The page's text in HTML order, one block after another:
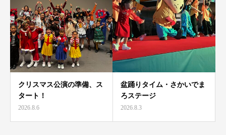
クリスマス公演の準備、ス
タート！
2026.8.6
盆踊りタイム・さかいでま
ろステージ
2026.8.3